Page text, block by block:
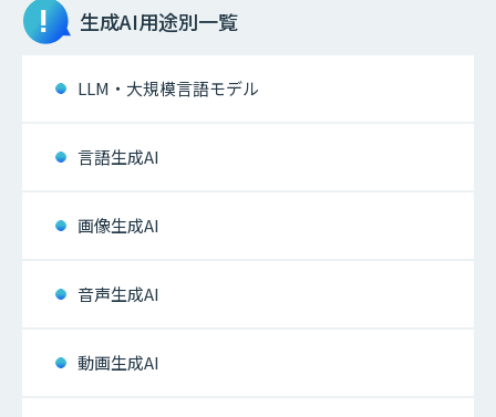
生成AI用途別一覧
LLM・大規模言語モデル
言語生成AI
画像生成AI
音声生成AI
動画生成AI